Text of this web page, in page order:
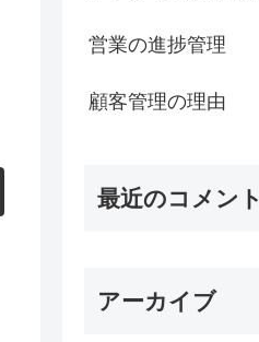
営業の進捗管理
顧客管理の理由
最近のコメント
アーカイブ